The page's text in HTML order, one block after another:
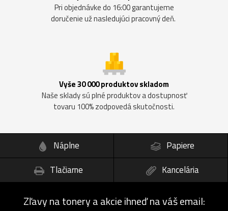
Pri objednávke do 16:00 garantujeme
doručenie už nasledujúci pracovný deň.
Vyše 30 000 produktov skladom
Naše sklady sú plné produktov a dostupnosť
tovaru 100% zodpovedá skutočnosti.
Náplne
Papiere
Tlačiarne
Kancelária
Zľavy na tonery a akcie ihneď na váš email: